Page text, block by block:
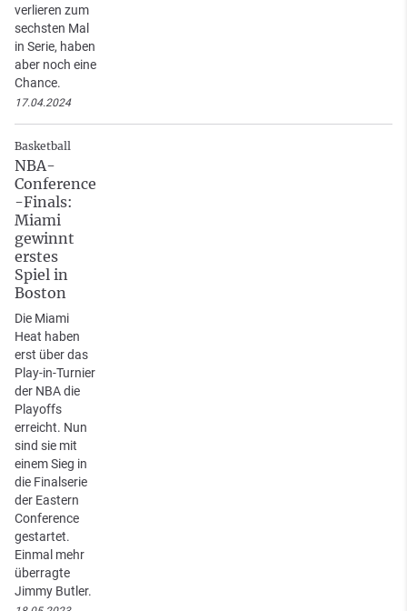
verlieren zum
sechsten Mal
in Serie, haben
aber noch eine
Chance.
17.04.2024
Basketball
NBA-
Conference
-Finals:
Miami
gewinnt
erstes
Spiel in
Boston
Die Miami
Heat haben
erst über das
Play-in-Turnier
der NBA die
Playoffs
erreicht. Nun
sind sie mit
einem Sieg in
die Finalserie
der Eastern
Conference
gestartet.
Einmal mehr
überragte
Jimmy Butler.